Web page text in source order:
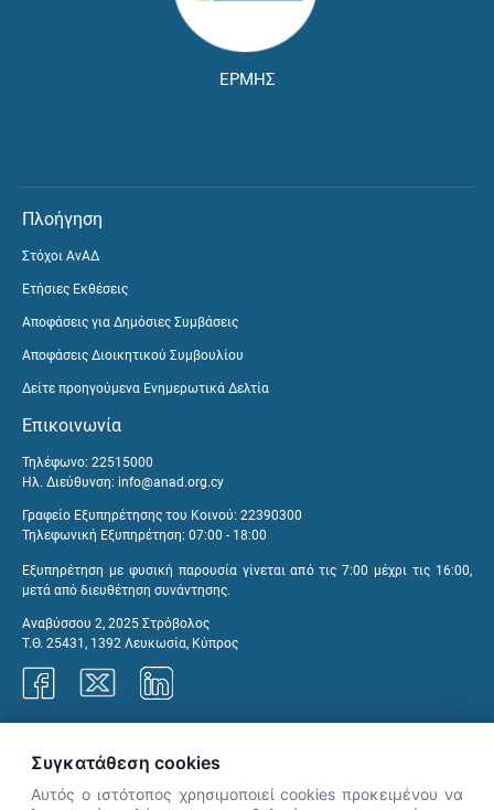
ΕΡΜΗΣ
Πλοήγηση
Στόχοι ΑνΑΔ
Ετήσιες Εκθέσεις
Αποφάσεις για Δημόσιες Συμβάσεις
Αποφάσεις Διοικητικού Συμβουλίου
Δείτε προηγούμενα Ενημερωτικά Δελτία
Επικοινωνία
Τηλέφωνο: 22515000
Ηλ. Διεύθυνση: info@anad.org.cy
Γραφείο Εξυπηρέτησης του Κοινού: 22390300
Τηλεφωνική Εξυπηρέτηση: 07:00 - 18:00
Εξυπηρέτηση με φυσική παρουσία γίνεται από τις 7:00 μέχρι τις 16:00,
μετά από διευθέτηση συνάντησης.
Αναβύσσου 2, 2025 Στρόβολος
Τ.Θ. 25431, 1392 Λευκωσία, Κύπρος
Συγκατάθεση cookies
Αυτός ο ιστότοπος χρησιμοποιεί cookies προκειμένου να